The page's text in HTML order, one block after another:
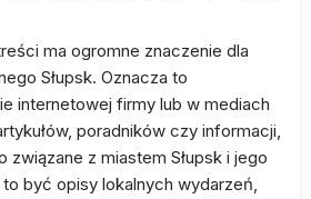
ma ogromne znaczenie dla
Słupsk. Oznacza to
internetowej firmy lub w mediach
poradników czy informacji,
z miastem Słupsk i jego
być opisy lokalnych wydarzeń,